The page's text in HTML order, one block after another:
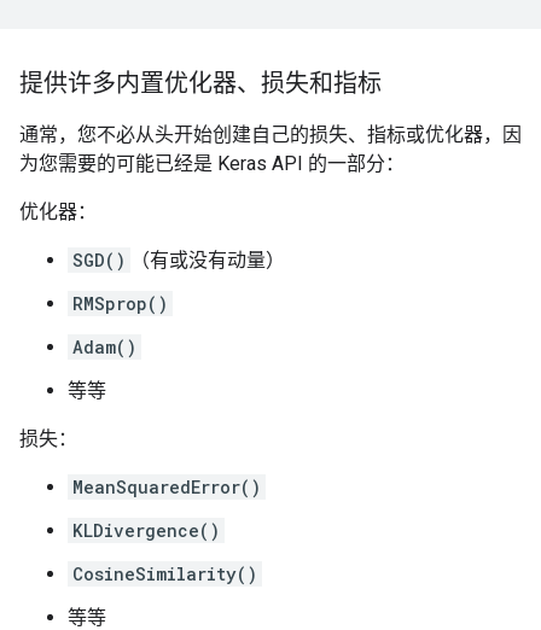
提供许多内置优化器、损失和指标
通常，您不必从头开始创建自己的损失、指标或优化器，因
为您需要的可能已经是 Keras API 的一部分：
优化器：
SGD()
（有或没有动量）
RMSprop()
Adam()
等等
损失：
MeanSquaredError()
KLDivergence()
CosineSimilarity()
等等